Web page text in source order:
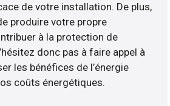
de votre installation. De plus,
produire votre propre
à la protection de
donc pas à faire appel à
les bénéfices de l’énergie
coûts énergétiques.